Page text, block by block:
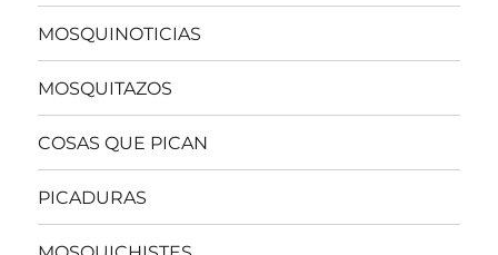
MOSQUINOTICIAS
MOSQUITAZOS
COSAS QUE PICAN
PICADURAS